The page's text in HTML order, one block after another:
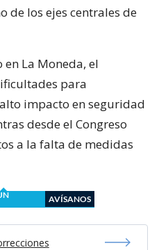
de los ejes centrales de
La Moneda, el
para
impacto en seguridad
desde el Congreso
a la falta de medidas
AVÍSANOS